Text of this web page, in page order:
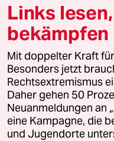
Alle Rechte vorbehalten. Bei
wenden Sie sich bitte an
Feedback
Leitlinie Informant
Links
bekämpfen
Mit doppelter Kraft
Besonders jetzt
Rechtsextremismus
Daher gehen 50
Neuanmeldungen an
eine Kampagne, die
und Jugendorte